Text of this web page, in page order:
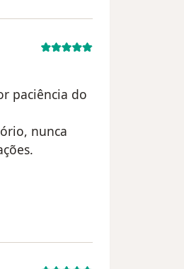
paciência do
nunca